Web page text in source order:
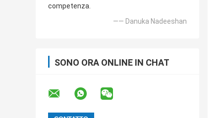
competenza.
—— Danuka Nadeeshan
SONO ORA ONLINE IN CHAT